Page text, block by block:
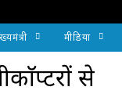
मीडिया
से